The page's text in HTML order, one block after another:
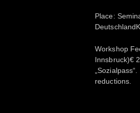
Place:
Workshop
Innsbruck)€
reductions.